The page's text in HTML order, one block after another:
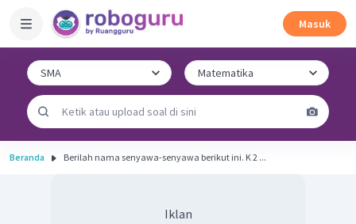
Masuk
Beranda Berilah nama senyawa-senyawa berikut ini. K 2 ​...
Iklan